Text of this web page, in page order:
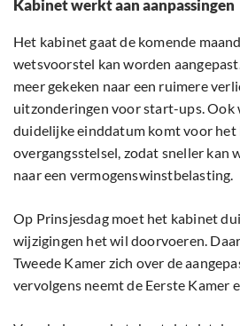
Kabinet werkt aan aanpassingen
Het kabinet gaat de komende
wetsvoorstel kan worden
meer gekeken naar een ruimere
uitzonderingen voor start-ups. Ook
duidelijke einddatum komt voor het
overgangsstelsel, zodat sneller kan
naar een vermogenswinstbelasting.
Op Prinsjesdag moet het kabinet
wijzigingen het wil doorvoeren.
Tweede Kamer zich over de
vervolgens neemt de Eerste Kamer